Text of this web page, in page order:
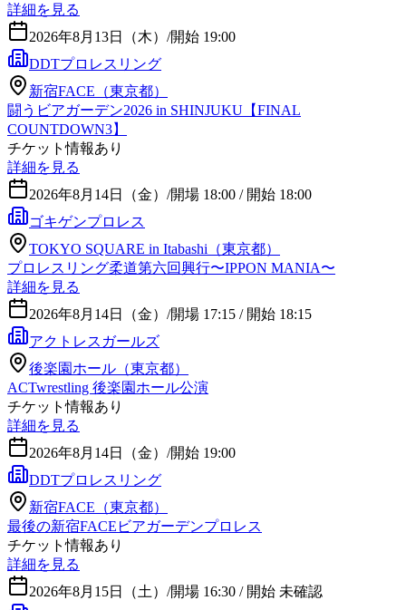
詳細を見る
2026年8月13日（木） /開始 19:00
DDTプロレスリング
新宿FACE（東京都）
闘うビアガーデン2026 in SHINJUKU【FINAL
COUNTDOWN3】
チケット情報あり
詳細を見る
2026年8月14日（金） /開場 18:00 / 開始 18:00
ゴキゲンプロレス
TOKYO SQUARE in Itabashi（東京都）
プロレスリング柔道第六回興行〜IPPON MANIA〜
詳細を見る
2026年8月14日（金） /開場 17:15 / 開始 18:15
アクトレスガールズ
後楽園ホール（東京都）
ACTwrestling 後楽園ホール公演
チケット情報あり
詳細を見る
2026年8月14日（金） /開始 19:00
DDTプロレスリング
新宿FACE（東京都）
最後の新宿FACEビアガーデンプロレス
チケット情報あり
詳細を見る
2026年8月15日（土） /開場 16:30 / 開始 未確認